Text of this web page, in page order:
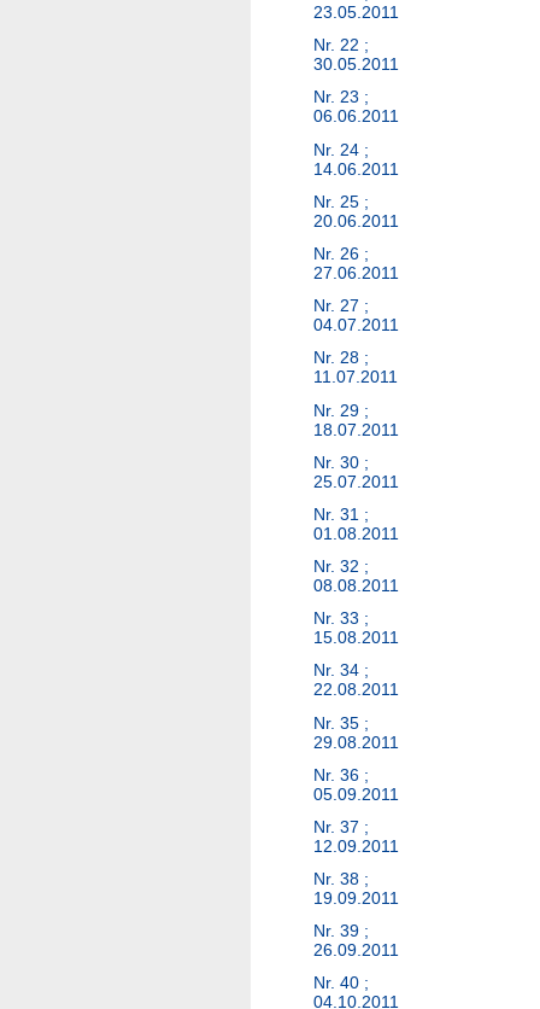
23.05.2011
Nr. 22 ;
30.05.2011
Nr. 23 ;
06.06.2011
Nr. 24 ;
14.06.2011
Nr. 25 ;
20.06.2011
Nr. 26 ;
27.06.2011
Nr. 27 ;
04.07.2011
Nr. 28 ;
11.07.2011
Nr. 29 ;
18.07.2011
Nr. 30 ;
25.07.2011
Nr. 31 ;
01.08.2011
Nr. 32 ;
08.08.2011
Nr. 33 ;
15.08.2011
Nr. 34 ;
22.08.2011
Nr. 35 ;
29.08.2011
Nr. 36 ;
05.09.2011
Nr. 37 ;
12.09.2011
Nr. 38 ;
19.09.2011
Nr. 39 ;
26.09.2011
Nr. 40 ;
04.10.2011